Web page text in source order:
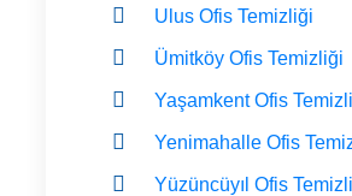
Ulus Ofis Temizliği
Ümitköy Ofis Temizliği
Yaşamkent Ofis
Yenimahalle Ofis
Yüzüncüyıl Ofis